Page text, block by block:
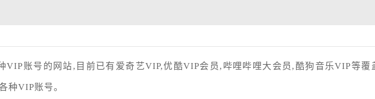
VIP账号的网站,目前已有爱奇艺VIP,优酷VIP会员,哔哩哔哩大会员,酷狗音乐VIP等覆
种VIP账号。